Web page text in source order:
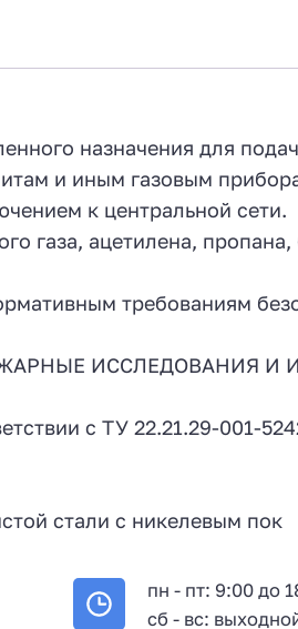
назначения для
и иным газовым
к центральной сети.
газа, ацетилена,
требованиям
ИССЛЕДОВАНИЯ
с ТУ 22.21.29-001-
стали с никелевым пок
пн - пт: 9:00 до
сб - вс: